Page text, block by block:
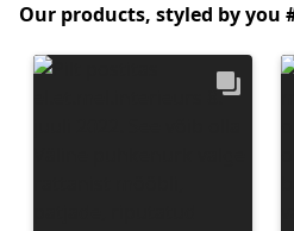
Our products, styled by you